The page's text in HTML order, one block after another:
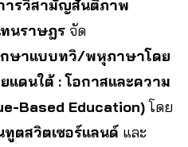
ารวิสามัญสันติภาพ
นราษฎร จัด
กษาแบบทวิ/พหุภาษาโดย
แดนใต้ : โอกาสและความ
Based Education)โดย
ทูตสวิตเซอร์แลนด์ และ